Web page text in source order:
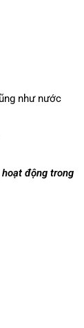
như nước
động trong